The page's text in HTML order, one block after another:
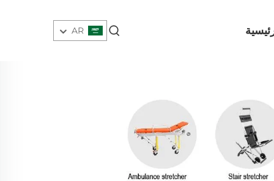
AR